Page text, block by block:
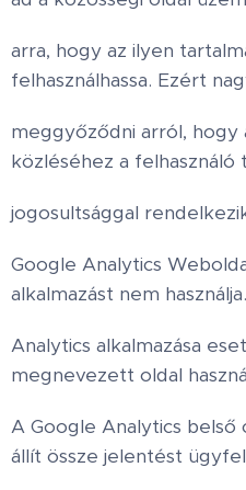
arra, hogy az ilyen
felhasználhassa. Ezért
meggyőződni arról,
közléséhez a felhasználó
jogosultsággal
Google Analytics
alkalmazást nem
Analytics alkalmazása
megnevezett oldal
A Google Analytics belső
állít össze jelentést